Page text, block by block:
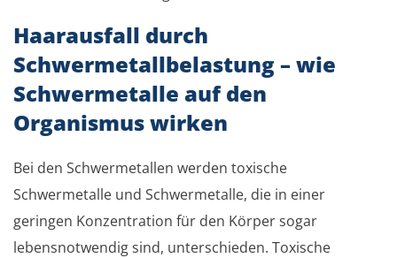
Haarausfall durch
Schwermetallbelastung – wie
Schwermetalle auf den
Organismus wirken
Bei den Schwermetallen werden toxische
Schwermetalle und Schwermetalle, die in einer
geringen Konzentration für den Körper sogar
lebensnotwendig sind, unterschieden. Toxische